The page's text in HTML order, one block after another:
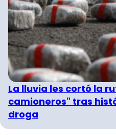
La lluvia les cortó la
camioneros" tras
droga